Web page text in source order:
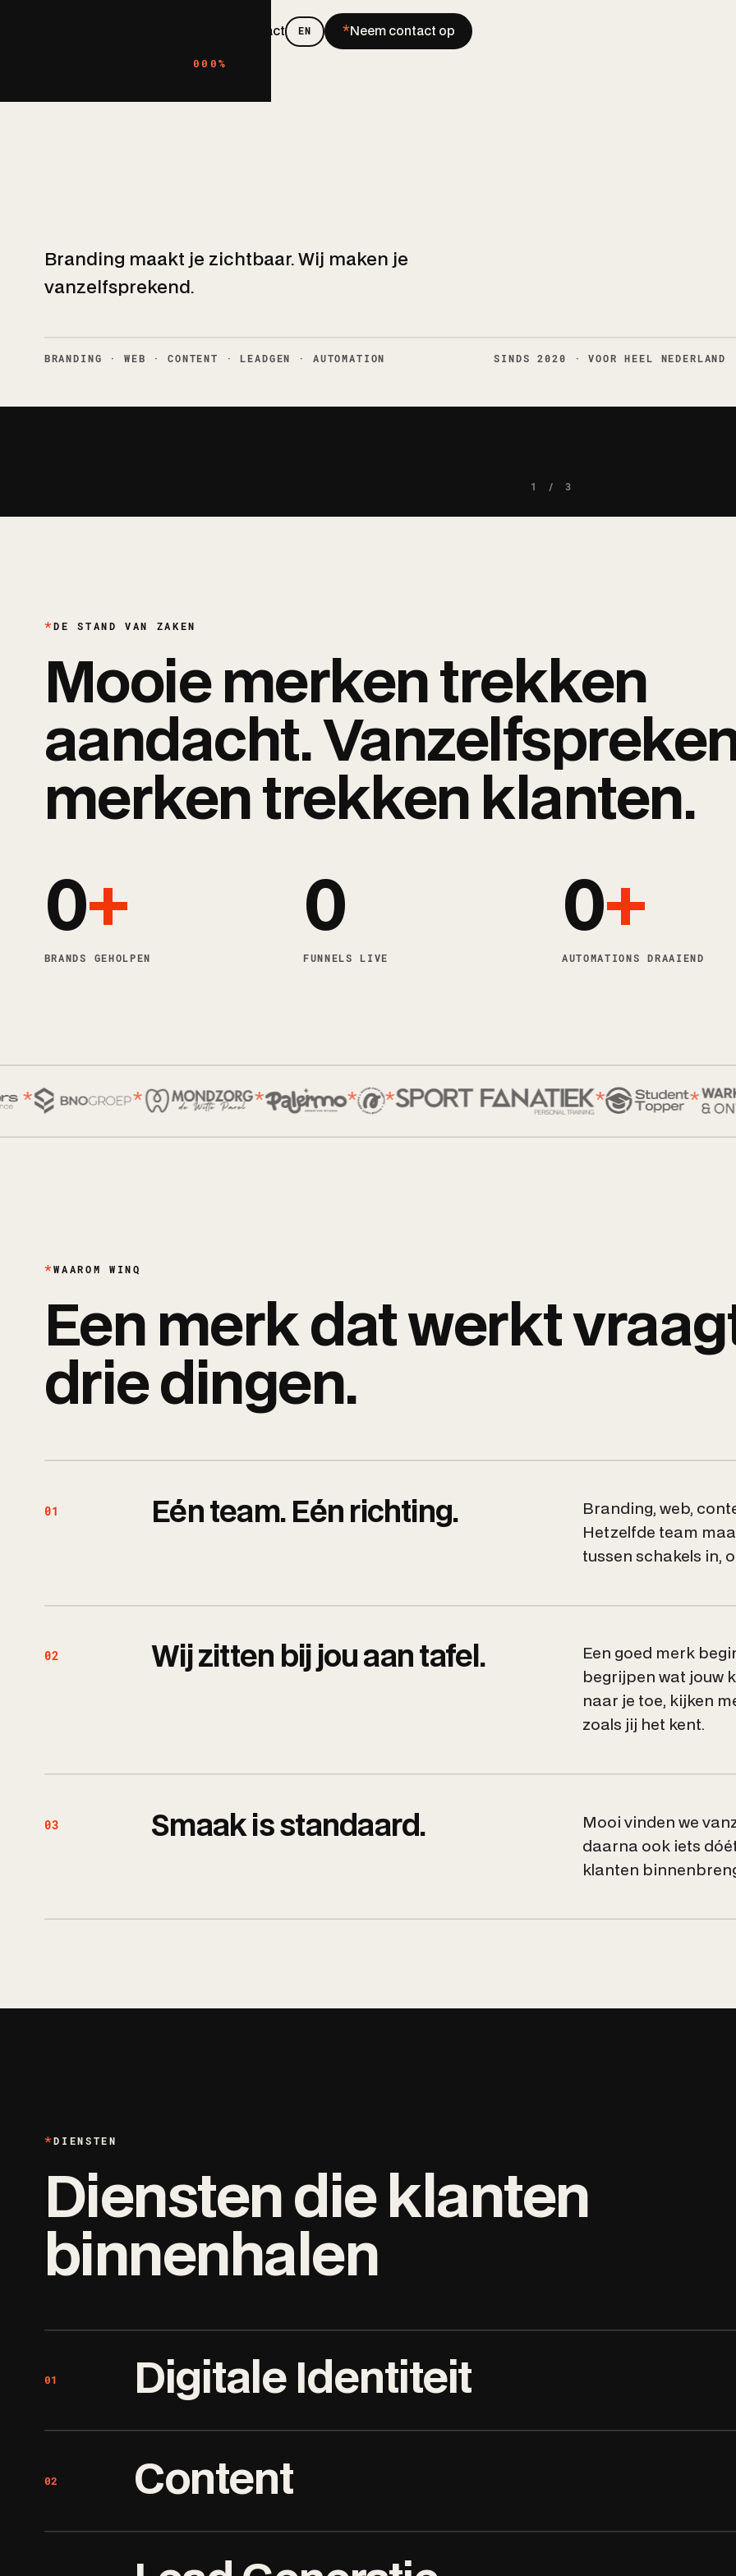
000%
Contact EN *Neem contact op
Branding maakt je zichtbaar. Wij maken je
vanzelfsprekend.
BRANDING · WEB · CONTENT · LEADGEN · AUTOMATION SINDS 2020 · VOOR HEEL NEDERLAND
Online net zo
1 / 3
DE STAND VAN ZAKEN
Mooie merken trekken
aandacht.
merken trekken klanten.
0+
BRANDS GEHOLPEN
0
FUNNELS LIVE
0+
AUTOMATIONS DRAAIEND
* * * * * * *
WAAROM WINQ
Een merk dat werkt
drie dingen.
01 Eén team. Eén richting.
Branding, web,
Hetzelfde team
tussen schakels in,
02 Wij zitten bij jou aan tafel.
Een goed merk
begrijpen wat jouw
naar je toe, kijken
zoals jij het kent.
03 Smaak is standaard.
Mooi vinden we
daarna ook iets
klanten
DIENSTEN
Diensten die klanten
binnenhalen
01 Digitale Identiteit
vanzelfsprekende keuze maakt.
02 Content